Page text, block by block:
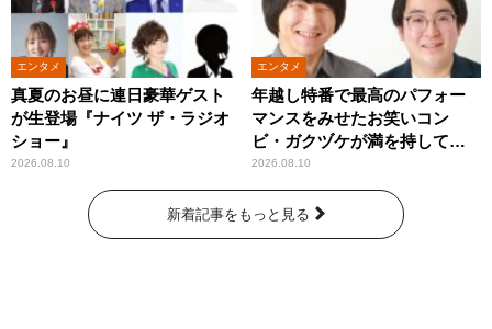
エンタメ
真夏のお昼に連日豪華ゲスト
が生登場『ナイツ ザ・ラジオ
ショー』
2026.08.10
エンタメ
年越し特番で最高のパフォー
マンスをみせたお笑いコン
ビ・ガクヅケが満を持して
『オールナイトニッポン
0(ZERO)』に登場！
2026.08.10
新着記事をもっと見る